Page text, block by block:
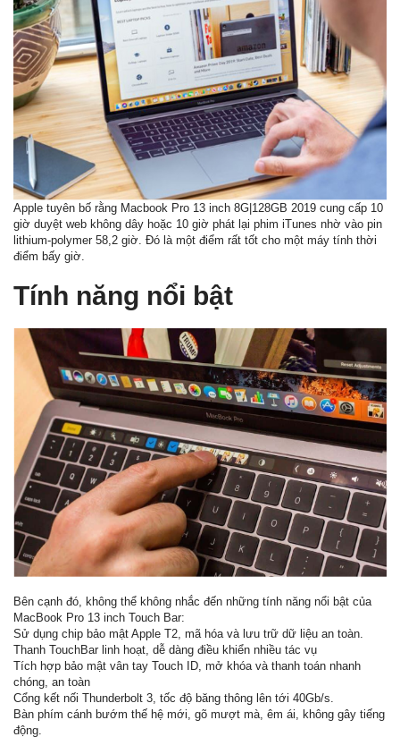
Apple tuyên bố rằng Macbook Pro 13 inch 8G|128GB 2019 cung cấp 10
giờ duyệt web không dây hoặc 10 giờ phát lại phim iTunes nhờ vào pin
lithium-polymer 58,2 giờ. Đó là một điểm rất tốt cho một máy tính thời
điểm bấy giờ.
Tính năng nổi bật
Bên cạnh đó, không thể không nhắc đến những tính năng nổi bật của
MacBook Pro 13 inch Touch Bar:
Sử dụng chip bảo mật Apple T2, mã hóa và lưu trữ dữ liệu an toàn.
Thanh TouchBar linh hoạt, dễ dàng điều khiển nhiều tác vụ
Tích hợp bảo mật vân tay Touch ID, mở khóa và thanh toán nhanh
chóng, an toàn
Cổng kết nối Thunderbolt 3, tốc độ băng thông lên tới 40Gb/s.
Bàn phím cánh bướm thế hệ mới, gõ mượt mà, êm ái, không gây tiếng
động.